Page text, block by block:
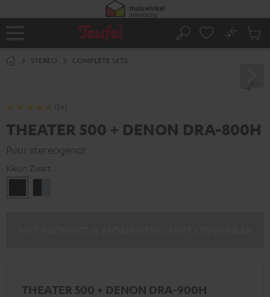
Home
Zoeken
No
STEREO COMPLETE SETS
(36)
THEATER 500 + DENON DRA-800H
Puur stereogenot
Kleur: Zwart
THEATER 500 + DENON DRA-900H